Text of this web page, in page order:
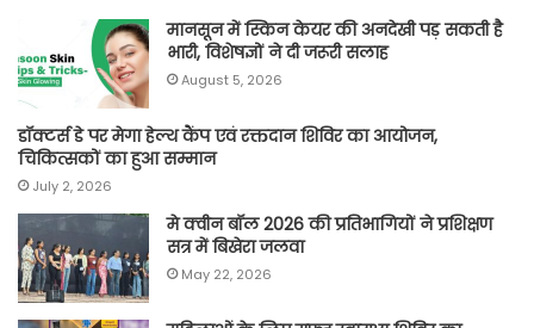
मानसून में स्किन केयर की अनदेखी पड़ सकती है
भारी, विशेषज्ञों ने दी जरूरी सलाह
August 5, 2026
डॉक्टर्स डे पर मेगा हेल्थ कैंप एवं रक्तदान शिविर का आयोजन,
चिकित्सकों का हुआ सम्मान
July 2, 2026
मे क्वीन बॉल 2026 की प्रतिभागियों ने प्रशिक्षण
सत्र में बिखेरा जलवा
May 22, 2026